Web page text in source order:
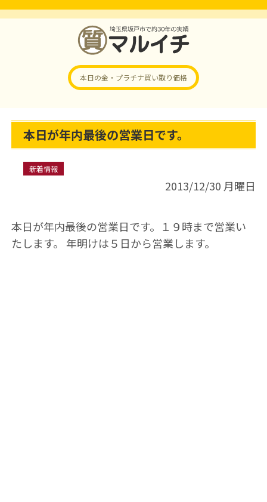
本日の金・プラチナ買い取り価格
本日が年内最後の営業日です。
新着情報
2013/12/30 月曜日
本日が年内最後の営業日です。１９時まで営業い
たします。 年明けは５日から営業します。